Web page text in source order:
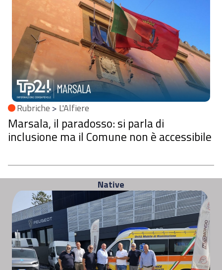
Rubriche > L'Alfiere
Marsala, il paradosso: si parla di
inclusione ma il Comune non è accessibile
Native